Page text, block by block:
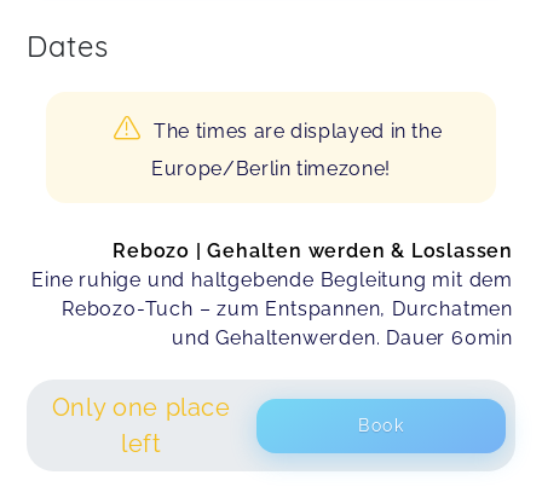
Dates
The times are displayed in the
Europe/Berlin timezone!
Rebozo | Gehalten werden & Loslassen
Eine ruhige und haltgebende Begleitung mit dem
Rebozo-Tuch – zum Entspannen, Durchatmen
und Gehaltenwerden. Dauer 60min
Only one place
left
Book